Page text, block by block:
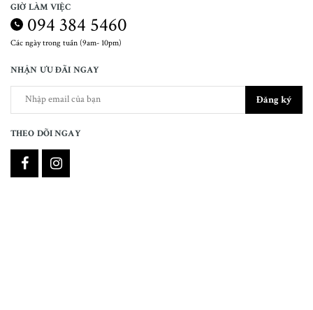
GIỜ LÀM VIỆC
094 384 5460
Các ngày trong tuần (9am- 10pm)
NHẬN ƯU ĐÃI NGAY
Đăng ký
THEO DÕI NGAY